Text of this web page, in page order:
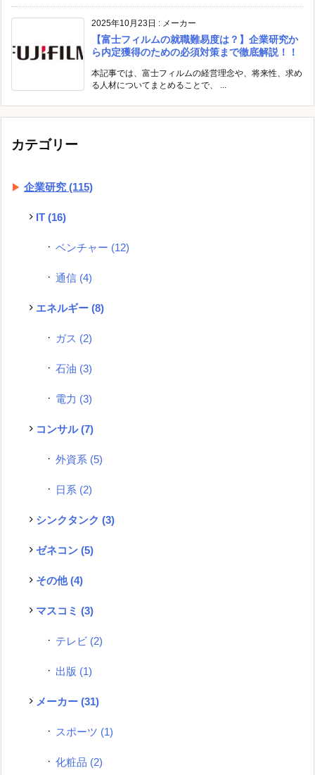
2025年10月23日 : メーカー
【富士フィルムの就職難易度は？】企業研究か
ら内定獲得のための必須対策まで徹底解説！！
本記事では、富士フィルムの経営理念や、将来性、求め
る人材についてまとめることで、 ...
カテゴリー
企業研究 (115)
IT (16)
ベンチャー (12)
通信 (4)
エネルギー (8)
ガス (2)
石油 (3)
電力 (3)
コンサル(7)
外資系 (5)
日系 (2)
シンクタンク (3)
ゼネコン (5)
その他(4)
マスコミ (3)
テレビ (2)
出版 (1)
メーカー (31)
スポーツ (1)
化粧品 (2)